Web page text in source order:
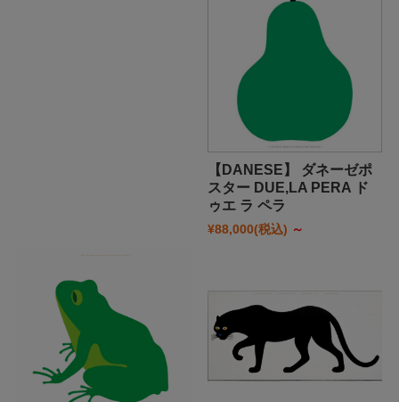
【DANESE】 ダネーゼポ
スター DUE,LA PERA ド
ゥエ ラ ペラ
¥88,000(税込) ～